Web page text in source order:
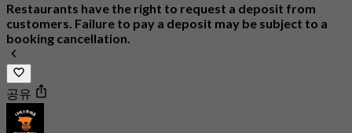
Restaurants have the right to request a deposit from
customers. Failure to pay a deposit may be subject to a
booking cancellation.
공유